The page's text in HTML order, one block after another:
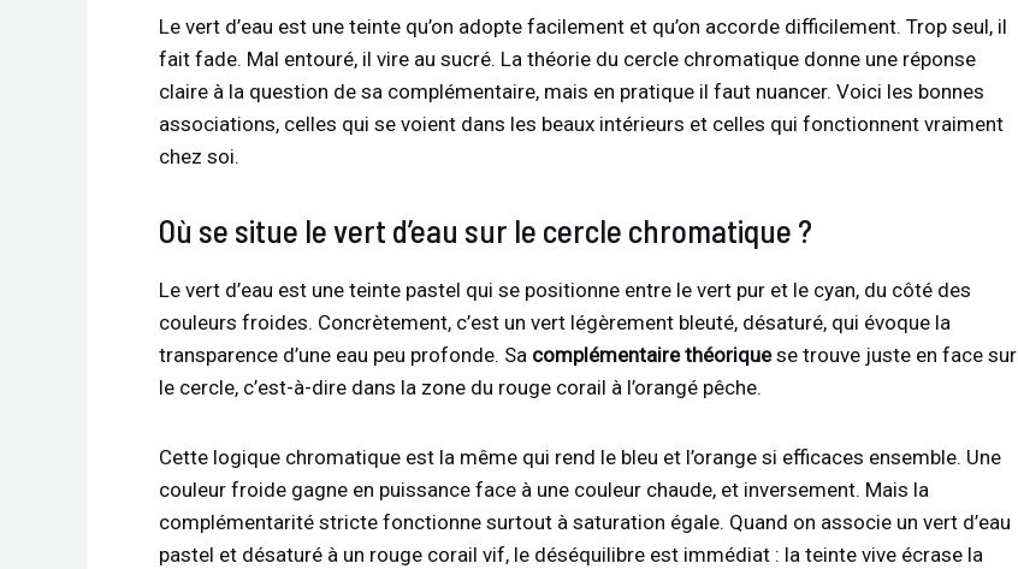
Le vert d’eau est une teinte qu’on adopte facilement et qu’on accorde difficilement. Trop seul, il
fait fade. Mal entouré, il vire au sucré. La théorie du cercle chromatique donne une réponse
claire à la question de sa complémentaire, mais en pratique il faut nuancer. Voici les bonnes
associations, celles qui se voient dans les beaux intérieurs et celles qui fonctionnent vraiment
chez soi.
Où se situe le vert d’eau sur le cercle chromatique ?
Le vert d’eau est une teinte pastel qui se positionne entre le vert pur et le cyan, du côté des
couleurs froides. Concrètement, c’est un vert légèrement bleuté, désaturé, qui évoque la
transparence d’une eau peu profonde. Sa complémentaire théoriquese trouve juste en face sur
le cercle, c’est-à-dire dans la zone du rouge corail à l’orangé pêche.
Cette logique chromatique est la même qui rend le bleu et l’orange si efficaces ensemble. Une
couleur froide gagne en puissance face à une couleur chaude, et inversement. Mais la
complémentarité stricte fonctionne surtout à saturation égale. Quand on associe un vert d’eau
pastel et désaturé à un rouge corail vif, le déséquilibre est immédiat : la teinte vive écrase la